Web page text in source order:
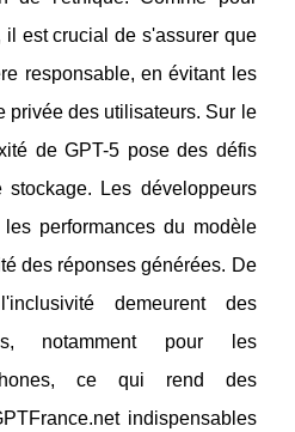
est crucial de s'assurer que
responsable, en évitant les
privée des utilisateurs. Sur le
de GPT-5 pose des défis
Les développeurs
performances du modèle
des réponses générées. De
demeurent des
notamment pour les
ce qui rend des
indispensables